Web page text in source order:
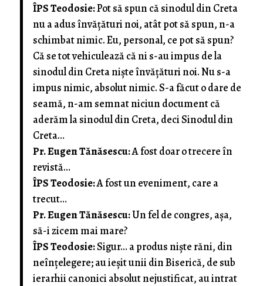
ÎPS Teodosie:Pot să spun că sinodul din Creta
nu a adus învăţături noi, atât pot să spun, n-a
schimbat nimic. Eu, personal, ce pot să spun?
Că se tot vehiculează că ni s-au impus de la
sinodul din Creta nişte învăţături noi. Nu s-a
impus nimic, absolut nimic. S-a făcut o dare de
seamă, n-am semnat niciun document că
aderăm la sinodul din Creta, deci Sinodul din
Creta…
Pr. Eugen Tănăsescu:A fost doar o trecere în
revistă…
ÎPS Teodosie:A fost un eveniment, care a
trecut…
Pr. Eugen Tănăsescu:Un fel de congres, aşa,
să-i zicem mai mare?
ÎPS Teodosie:Sigur… a produs nişte răni, din
neînţelegere; au ieşit unii din Biserică, de sub
ierarhii canonici absolut nejustificat, au intrat